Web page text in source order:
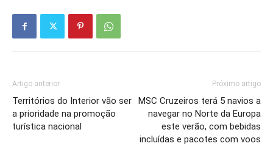
Artigo anterior
Territórios do Interior vão ser
a prioridade na promoção
turística nacional
Próximo artigo
MSC Cruzeiros terá 5 navios a
navegar no Norte da Europa
este verão, com bebidas
incluídas e pacotes com voos